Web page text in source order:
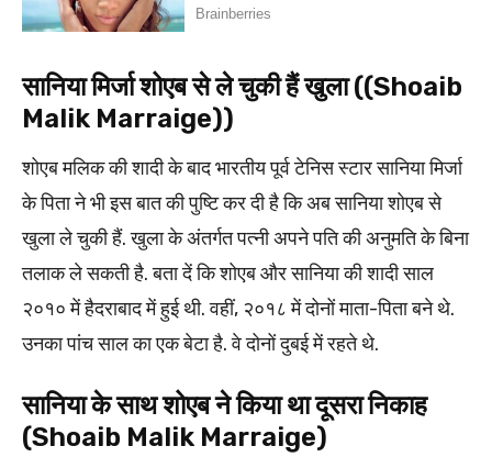
सानिया मिर्जा शोएब से ले चुकी हैं खुला ((Shoaib
Malik Marraige))
शोएब मलिक की शादी के बाद भारतीय पूर्व टेनिस स्टार सानिया मिर्जा
के पिता ने भी इस बात की पुष्टि कर दी है कि अब सानिया शोएब से
खुला ले चुकी हैं. खुला के अंतर्गत पत्नी अपने पति की अनुमति के बिना
तलाक ले सकती है. बता दें कि शोएब और सानिया की शादी साल
२०१० में हैदराबाद में हुई थी. वहीं, २०१८ में दोनों माता-पिता बने थे.
उनका पांच साल का एक बेटा है. वे दोनों दुबई में रहते थे.
सानिया के साथ शोएब ने किया था दूसरा निकाह
(Shoaib Malik Marraige)